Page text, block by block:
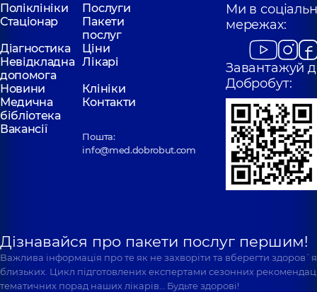
Поліклініки
Послуги
Стаціонар
Пакети
послуг
Діагностика
Ціни
Невідкладна
допомога
Лікарі
Новини
Клініки
Медична
бібліотека
Контакти
Вакансії
Пошта:
info@med.dobrobut.com
Ми в
мережах:
Завантажуй
Добробут:
Дізнавайся про пакети послуг першим!
Важлива інформація про те як не захворіти та вберегти
близьких. Цикл підготовлених експертами сезонних
тематичних порад наших лікарів… Будьте здорові!